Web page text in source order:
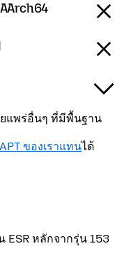
แพร่อื่นๆ ที่มีพื้นฐาน
ของเราแทนได้
ESR หลักจากรุ่น 153